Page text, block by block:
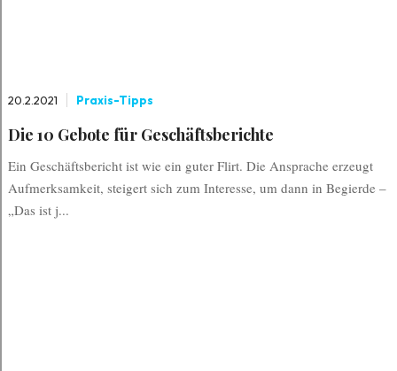
20.2.2021 Praxis-Tipps
Die 10 Gebote für Geschäftsberichte
Ein Geschäftsbericht ist wie ein guter Flirt. Die Ansprache erzeugt
Aufmerksamkeit, steigert sich zum Interesse, um dann in Begierde –
„Das ist j...